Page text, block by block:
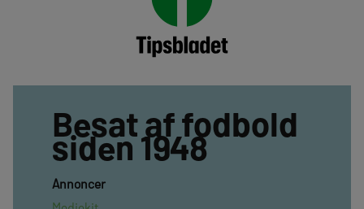
Besat af fodbold
siden 1948
Annoncer